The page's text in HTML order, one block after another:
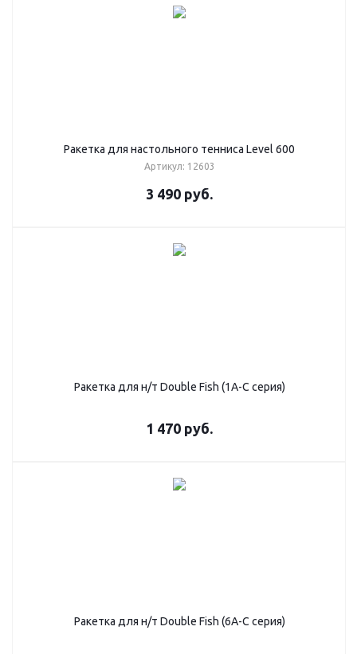
Ракетка для настольного тенниса Level 600
Артикул: 12603
3 490 руб.
Ракетка для н/т Double Fish (1А-С серия)
1 470 руб.
Ракетка для н/т Double Fish (6А-С серия)